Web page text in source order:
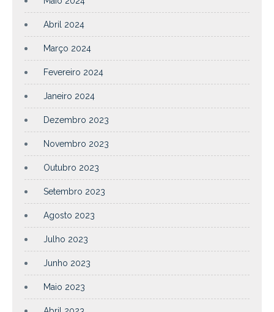
Abril 2024
Março 2024
Fevereiro 2024
Janeiro 2024
Dezembro 2023
Novembro 2023
Outubro 2023
Setembro 2023
Agosto 2023
Julho 2023
Junho 2023
Maio 2023